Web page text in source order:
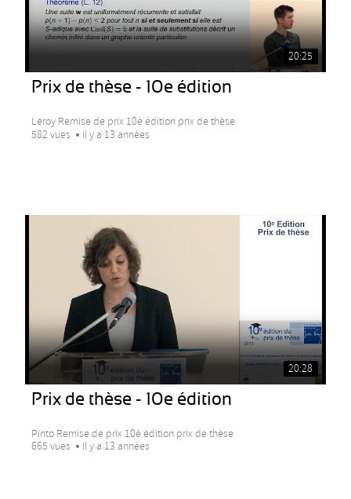
20:25
Prix de thèse - 10e édition
Leroy Remise de prix 10è édition prix de thèse
582 vues
Il y a 13 années
20:28
Prix de thèse - 10e édition
Pinto Remise de prix 10è édition prix de thèse
665 vues
Il y a 13 années